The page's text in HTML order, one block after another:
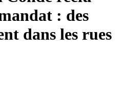
: des
dans les rues